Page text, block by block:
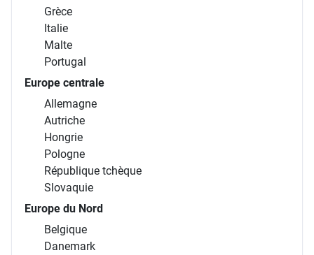
Grèce
Italie
Malte
Portugal
Europe centrale
Allemagne
Autriche
Hongrie
Pologne
République tchèque
Slovaquie
Europe du Nord
Belgique
Danemark